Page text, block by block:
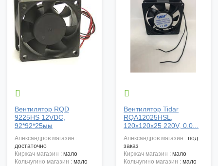

Вентилятор RQD
9225HS 12VDC,
92*92*25мм
александров магазин :
достаточно
киржач магазин : мало
кольчугино магазин : мало

Вентилятор Tidar
RQA12025HSL,
120x120x25 220V, 0.0...
александров магазин : под
заказ
киржач магазин : мало
кольчугино магазин : мало